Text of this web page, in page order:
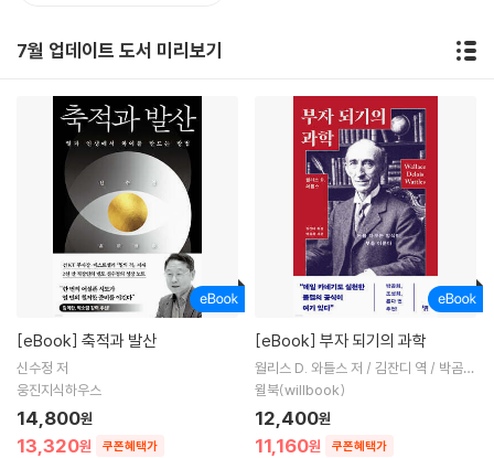
7월 업데이트 도서 미리보기
[eBook] 축적과 발산
신수정 저
웅진지식하우스
13,320원 쿠폰혜택가
14,800원
[eBook] 부자 되기의 과학
월리스 D. 와틀스 저 / 김잔디 역 / 박곰희
서문
윌북(willbook)
11,160원 쿠폰혜택가
12,400원